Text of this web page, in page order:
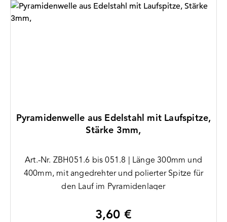
Pyramidenwelle aus Edelstahl mit Laufspitze,
Stärke 3mm,
Art.-Nr. ZBH051.6 bis 051.8 | Länge 300mm und
400mm, mit angedrehter und polierter Spitze für
den Lauf im Pyramidenlager
Regulärer Preis:
3,60 €